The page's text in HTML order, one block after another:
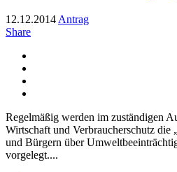
12.12.2014 Antrag
Share
Regelmäßig werden im zuständigen
Wirtschaft und Verbraucherschutz die
und Bürgern über
vorgelegt....